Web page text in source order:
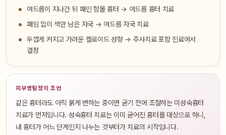
여드름이 지나간 뒤 패인 함몰 흉터 → 여드름 흉터 치료
패임 없이 색만 남은 자국 → 여드름 자국 치료
두껍게 커지고 가려운 켈로이드 성향 → 주사치료 포함 진료에서
결정
피부명탐정의 조언
같은 흉터라도 아직 붉게 변하는 중이면 굳기 전에 조절하는 미성숙흉터
치료가 먼저입니다. 성숙흉터 치료는 이미 굳어진 흉터를 대상으로 하니,
내 흉터가 어느 단계인지 나누는 것부터가 치료의 시작입니다.